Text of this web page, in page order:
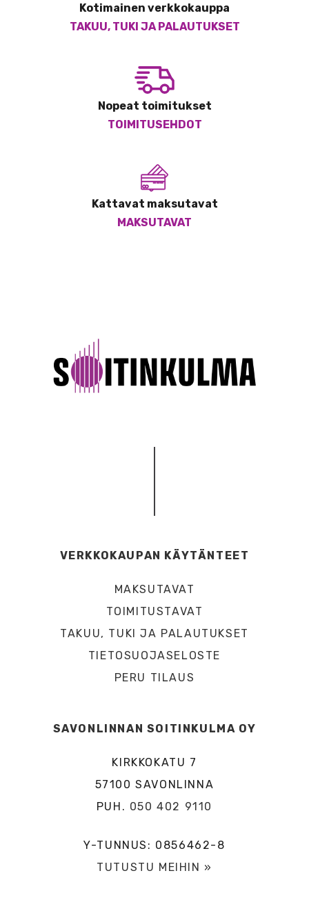
Kotimainen verkkokauppa
TAKUU, TUKI JA PALAUTUKSET
Nopeat toimitukset
TOIMITUSEHDOT
Kattavat maksutavat
MAKSUTAVAT
VERKKOKAUPAN KÄYTÄNTEET
MAKSUTAVAT
TOIMITUSTAVAT
TAKUU, TUKI JA PALAUTUKSET
TIETOSUOJASELOSTE
PERU TILAUS
SAVONLINNAN SOITINKULMA OY
KIRKKOKATU 7
57100 SAVONLINNA
PUH. 050 402 9110
Y-TUNNUS: 0856462-8
TUTUSTU MEIHIN »